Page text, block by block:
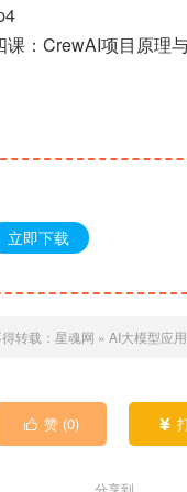
：CrewAI项目原理
立即下载
转载： 星魂网 » AI大模型应
 赞 (0) 
分享到